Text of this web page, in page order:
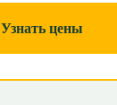
Узнать цены